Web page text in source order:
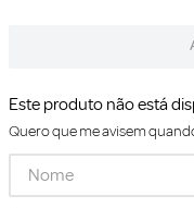
Este produto não está
Quero que me avisem